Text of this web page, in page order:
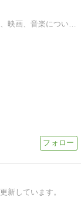
映画、音楽について勝手気ままにレビュー本、映画、音楽について勝手気ままにレビュー
新しています。